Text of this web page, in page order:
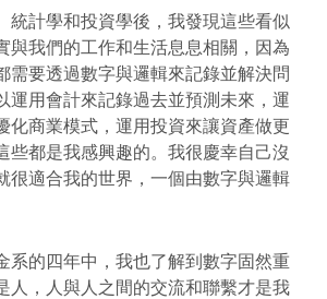
統計學和投資學後，我發現這些看似
與我們的工作和生活息息相關，因為
需要透過數字與邏輯來記錄並解決問
運用會計來記錄過去並預測未來，運
化商業模式，運用投資來讓資產做更
些都是我感興趣的。我很慶幸自己沒
很適合我的世界，一個由數字與邏輯
系的四年中，我也了解到數字固然重
人，人與人之間的交流和聯繫才是我